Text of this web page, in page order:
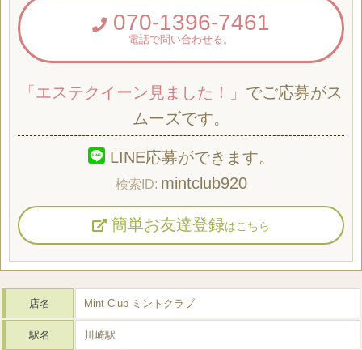
070-1396-7461
電話で問い合わせる。
「エステクイーン見ました！」 でご応募がス
ムーズです。
LINE応募ができます。
mintclub920
簡単お友達登録はこちら
店名 Mint Club ミントクラブ
駅名 川崎駅